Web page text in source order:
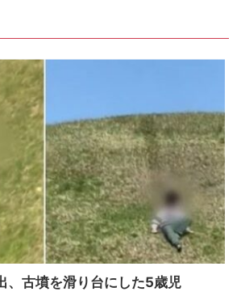
、古墳を滑り台にした5歳児